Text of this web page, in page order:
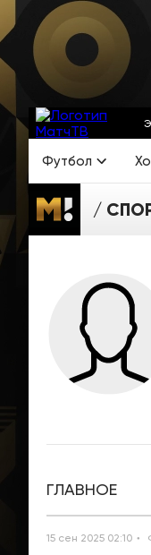
Футбол
ГЛАВНОЕ
15 сен 2025 02:10